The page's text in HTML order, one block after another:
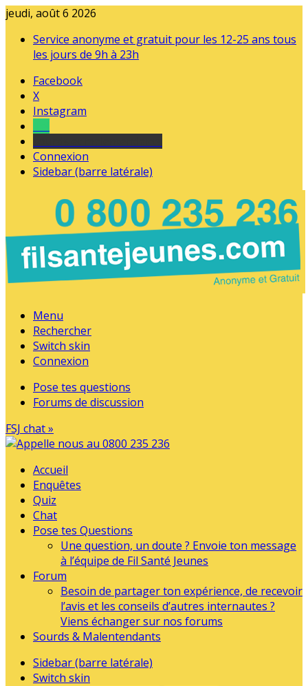
jeudi, août 6 2026
Service anonyme et gratuit pour les 12-25 ans tous
les jours de 9h à 23h
Facebook
X
Instagram
Connexion
Sidebar (barre latérale)
Menu
Rechercher
Switch skin
Connexion
Pose tes questions
Forums de discussion
FSJ chat »
Accueil
Enquêtes
Quiz
Chat
Pose tes Questions
Une question, un doute ? Envoie ton message
à l’équipe de Fil Santé Jeunes
Forum
Besoin de partager ton expérience, de recevoir
l’avis et les conseils d’autres internautes ?
Viens échanger sur nos forums
Sourds & Malentendants
Sidebar (barre latérale)
Switch skin